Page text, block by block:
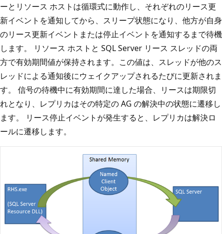
ーとリソース ホストは循環式に動作し、それぞれのリース更
新イベントを通知してから、スリープ状態になり、他方が自身
のリース更新イベントまたは停止イベントを通知するまで待機
します。 リソース ホストと SQL Server リース スレッドの両
方で有効期間値が保持されます。この値は、スレッドが他のス
レッドによる通知後にウェイクアップされるたびに更新されま
す。 信号の待機中に有効期間に達した場合、リースは期限切
れとなり、レプリカはその特定の AG の解決中の状態に遷移し
ます。 リース停止イベントが発生すると、レプリカは解決ロ
ールに遷移します。